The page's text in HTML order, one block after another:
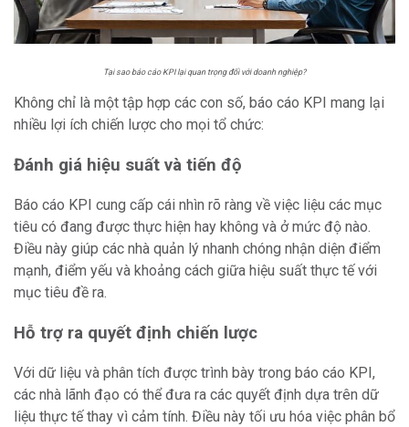
Tại sao báo cáo KPI lại quan trọng đối với doanh nghiệp?
Không chỉ là một tập hợp các con số, báo cáo KPI mang lại
nhiều lợi ích chiến lược cho mọi tổ chức:
Đánh giá hiệu suất và tiến độ
Báo cáo KPI cung cấp cái nhìn rõ ràng về việc liệu các mục
tiêu có đang được thực hiện hay không và ở mức độ nào.
Điều này giúp các nhà quản lý nhanh chóng nhận diện điểm
mạnh, điểm yếu và khoảng cách giữa hiệu suất thực tế với
mục tiêu đề ra.
Hỗ trợ ra quyết định chiến lược
Với dữ liệu và phân tích được trình bày trong báo cáo KPI,
các nhà lãnh đạo có thể đưa ra các quyết định dựa trên dữ
liệu thực tế thay vì cảm tính. Điều này tối ưu hóa việc phân bổ